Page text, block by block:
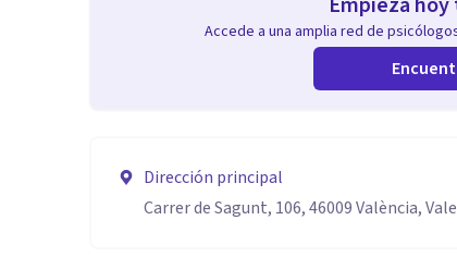
Accede a una amplia red de
Dirección principal
Carrer de Sagunt, 106, 46009 València,